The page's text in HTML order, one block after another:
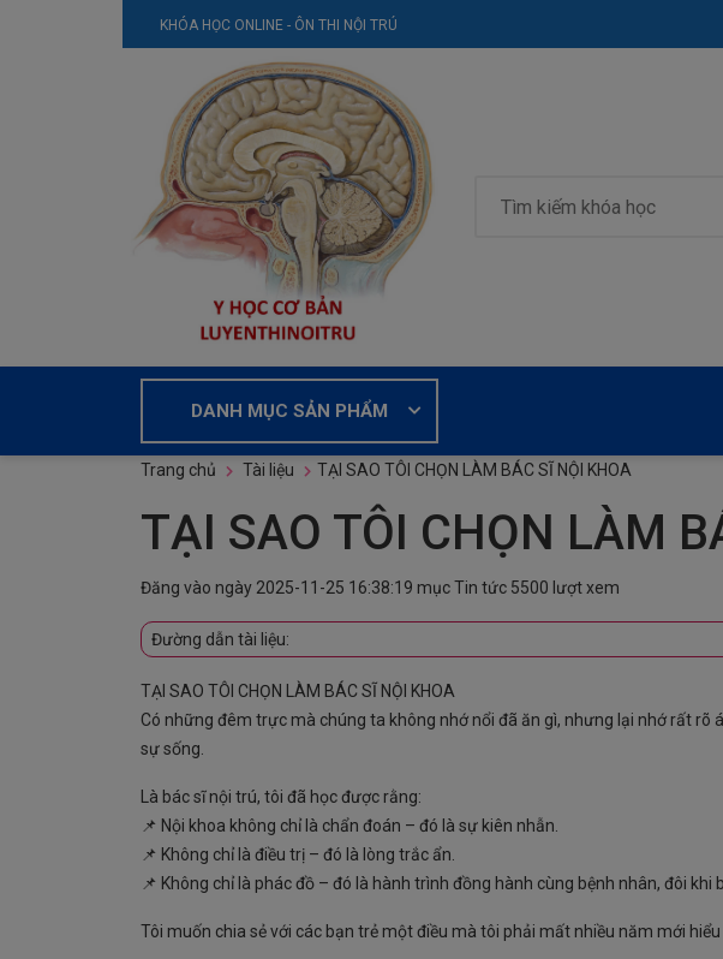
KHÓA HỌC ONLINE - ÔN THI NỘI TRÚ
DANH MỤC SẢN PHẨM
Trang chủ Tài liệu TẠI SAO TÔI CHỌN LÀM BÁC SĨ NỘI KHOA
TẠI SAO TÔI CHỌN LÀM
Đăng vào ngày 2025-11-25 16:38:19 mụcTin tức 5500 lượt xem
Đường dẫn tài liệu:
TẠI SAO TÔI CHỌN LÀM BÁC SĨ NỘI KHOA
Có những đêm trực mà chúng ta không nhớ nổi đã ăn gì, nhưng lại nhớ rất
sự sống.
Là bác sĩ nội trú, tôi đã học được rằng:
📌 Nội khoa không chỉ là chẩn đoán – đó là sự kiên nhẫn.
📌 Không chỉ là điều trị – đó là lòng trắc ẩn.
📌 Không chỉ là phác đồ – đó là hành trình đồng hành cùng bệnh nhân, đôi
Tôi muốn chia sẻ với các bạn trẻ một điều mà tôi phải mất nhiều năm mới